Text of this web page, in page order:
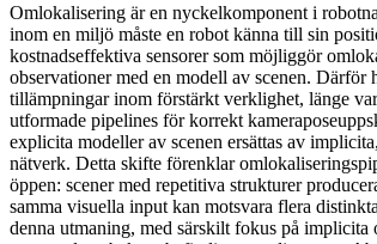
Omlokalisering är en nyckelkomponent i
inom en miljö måste en robot känna till sin
kostnadseffektiva sensorer som möjliggör
observationer med en modell av scenen.
tillämpningar inom förstärkt verklighet, länge
utformade pipelines för korrekt
explicita modeller av scenen ersättas av
nätverk. Detta skifte förenklar
öppen: scener med repetitiva strukturer
samma visuella input kan motsvara flera
denna utmaning, med särskilt fokus på